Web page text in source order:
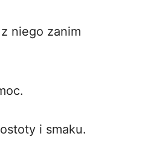
niego zanim
i smaku.